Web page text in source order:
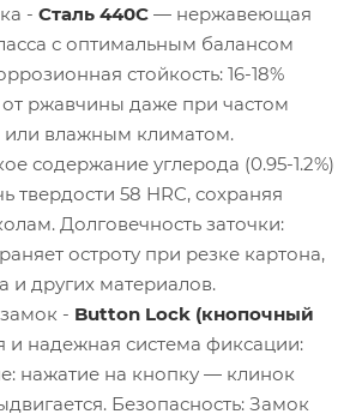
- Сталь 440С — нержавеющая
с оптимальным балансом
стойкость: 16-18%
ржавчины даже при частом
или влажным климатом.
содержание углерода (0.95-1.2%)
твердости 58 HRC, сохраняя
Долговечность заточки:
остроту при резке картона,
и других материалов.
- Button Lock (кнопочный
и надежная система фиксации:
нажатие на кнопку — клинок
Безопасность: Замок